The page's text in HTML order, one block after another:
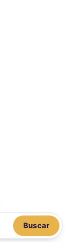
Buscar